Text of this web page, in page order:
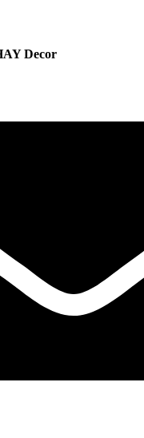
Decor